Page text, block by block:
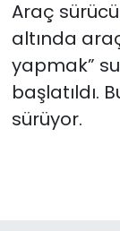
Araç
altında
yapmak”
başlatıldı.
sürüyor.